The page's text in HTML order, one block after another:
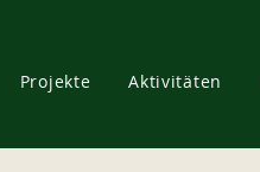
Projekte Aktivitäten